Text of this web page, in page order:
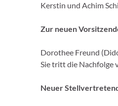
Kerstin und Achim
Zur neuen
Dorothee Freund
Sie tritt die Nachfolge
Neuer